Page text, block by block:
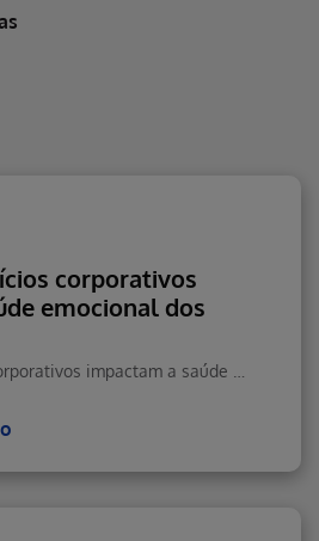
corporativos
emocional dos